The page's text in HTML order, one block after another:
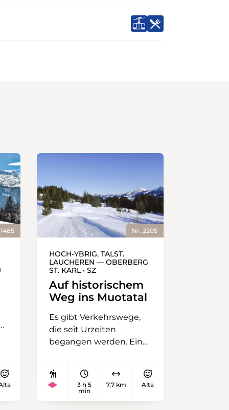
Nr. 2205
HOCH-YBRIG, TALST.
LAUCHEREN — OBERBERG
ST. KARL • SZ
Auf historischem
Weg ins Muotatal
Es gibt Verkehrswege,
die seit Urzeiten
begangen werden. Einer
Einsiedeln nach Schwyz.
Ihm folgt diese
Winterwanderung ab
3 h 5
min
7,7 km Alta